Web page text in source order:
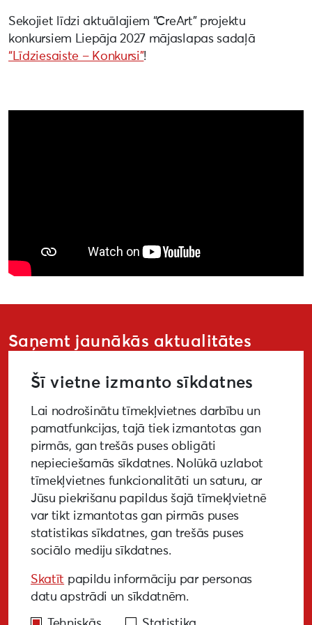
Sekojiet līdzi aktuālajiem “CreArt” projektu
konkursiem Liepāja 2027 mājaslapas sadaļā
“Līdziesaiste – Konkursi”!
Saņemt jaunākās aktualitātes
PIETEIKTIES
GALERIJA MEDIJIEM LKA PĒTĪJUMS
BUJ NOTIKUŠIE PASĀKUMI
PIEKĻŪSTAMĪBAS VADLĪNIJAS
Šī vietne izmanto sīkdatnes
Lai nodrošinātu tīmekļvietnes darbību un
pamatfunkcijas, tajā tiek izmantotas gan
pirmās, gan trešās puses obligāti
nepieciešamās sīkdatnes. Nolūkā uzlabot
tīmekļvietnes funkcionalitāti un saturu, ar
Jūsu piekrišanu papildus šajā tīmekļvietnē
var tikt izmantotas gan pirmās puses
statistikas sīkdatnes, gan trešās puses
sociālo mediju sīkdatnes.
Skatīt papildu informāciju par personas
datu apstrādi un sīkdatnēm.